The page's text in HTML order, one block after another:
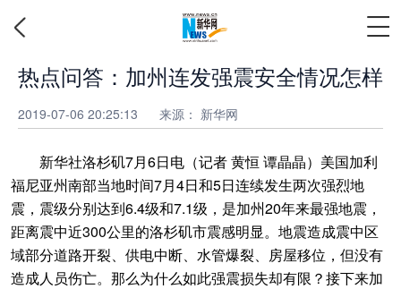
热点问答：加州连发强震安全情况怎样
2019-07-06 20:25:13 来源： 新华网
新华社洛杉矶7月6日电（记者 黄恒 谭晶晶）美国加利
福尼亚州南部当地时间7月4日和5日连续发生两次强烈地
震，震级分别达到6.4级和7.1级，是加州20年来最强地震，
距离震中近300公里的洛杉矶市震感明显。地震造成震中区
域部分道路开裂、供电中断、水管爆裂、房屋移位，但没有
造成人员伤亡。那么为什么如此强震损失却有限？接下来加